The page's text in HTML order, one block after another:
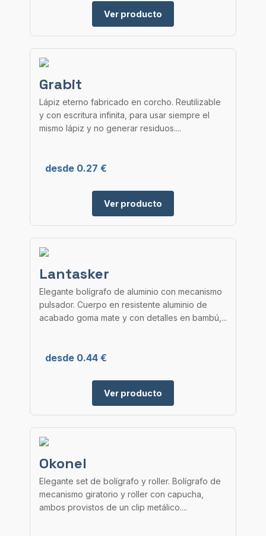
Ver producto
Grabit
Lápiz eterno fabricado en corcho. Reutilizable
y con escritura infinita, para usar siempre el
mismo lápiz y no generar residuos....
desde 0.27 €
Ver producto
Lantasker
Elegante bolígrafo de aluminio con mecanismo
pulsador. Cuerpo en resistente aluminio de
acabado goma mate y con detalles en bambú,...
desde 0.44 €
Ver producto
Okonel
Elegante set de bolígrafo y roller. Bolígrafo de
mecanismo giratorio y roller con capucha,
ambos provistos de un clip metálico....